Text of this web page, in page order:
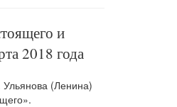
и
2018 года
Ульянова (Ленина)